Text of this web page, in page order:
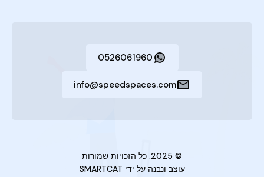
0526061960
info@speedspaces.com
© 2025. כל הזכויות שמורות
עוצב ונבנה על ידי SMARTCAT